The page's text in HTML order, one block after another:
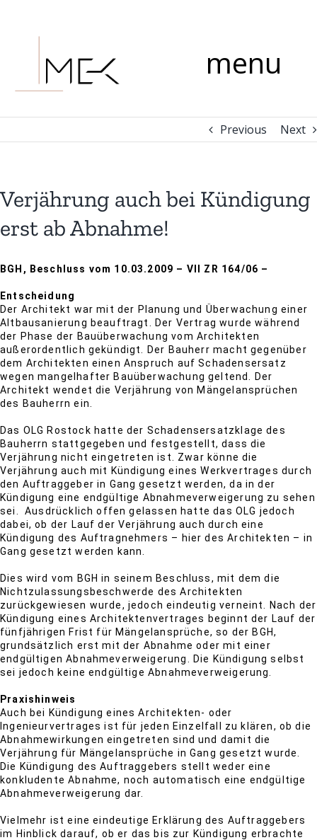
menu
Previous Next
Verjährung auch bei Kündigung
erst ab Abnahme!
BGH, Beschluss vom 10.03.2009 – VII ZR 164/06 –
Entscheidung
Der Architekt war mit der Planung und Überwachung einer
Altbausanierung beauftragt. Der Vertrag wurde während
der Phase der Bauüberwachung vom Architekten
außerordentlich gekündigt. Der Bauherr macht gegenüber
dem Architekten einen Anspruch auf Schadensersatz
wegen mangelhafter Bauüberwachung geltend. Der
Architekt wendet die Verjährung von Mängelansprüchen
des Bauherrn ein.
Das OLG Rostock hatte der Schadensersatzklage des
Bauherrn stattgegeben und festgestellt, dass die
Verjährung nicht eingetreten ist. Zwar könne die
Verjährung auch mit Kündigung eines Werkvertrages durch
den Auftraggeber in Gang gesetzt werden, da in der
Kündigung eine endgültige Abnahmeverweigerung zu sehen
sei. Ausdrücklich offen gelassen hatte das OLG jedoch
dabei, ob der Lauf der Verjährung auch durch eine
Kündigung des Auftragnehmers – hier des Architekten – in
Gang gesetzt werden kann.
Dies wird vom BGH in seinem Beschluss, mit dem die
Nichtzulassungsbeschwerde des Architekten
zurückgewiesen wurde, jedoch eindeutig verneint. Nach der
Kündigung eines Architektenvertrages beginnt der Lauf der
fünfjährigen Frist für Mängelansprüche, so der BGH,
grundsätzlich erst mit der Abnahme oder mit einer
endgültigen Abnahmeverweigerung. Die Kündigung selbst
sei jedoch keine endgültige Abnahmeverweigerung.
Praxishinweis
Auch bei Kündigung eines Architekten- oder
Ingenieurvertrages ist für jeden Einzelfall zu klären, ob die
Abnahmewirkungen eingetreten sind und damit die
Verjährung für Mängelansprüche in Gang gesetzt wurde.
Die Kündigung des Auftraggebers stellt weder eine
konkludente Abnahme, noch automatisch eine endgültige
Abnahmeverweigerung dar.
Vielmehr ist eine eindeutige Erklärung des Auftraggebers
im Hinblick darauf, ob er das bis zur Kündigung erbrachte